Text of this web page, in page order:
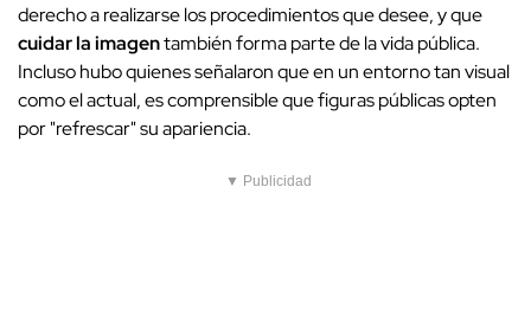
derecho a realizarse los procedimientos que desee, y que
cuidar la imagentambién forma parte de la vida pública.
Incluso hubo quienes señalaron que en un entorno tan visual
como el actual, es comprensible que figuras públicas opten
por "refrescar" su apariencia.
▼ Publicidad